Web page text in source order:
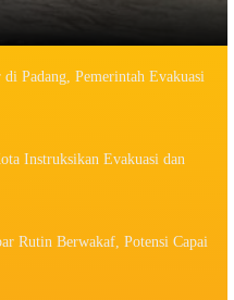
Padang, Pemerintah Evakuasi
Instruksikan Evakuasi dan
Rutin Berwakaf, Potensi Capai